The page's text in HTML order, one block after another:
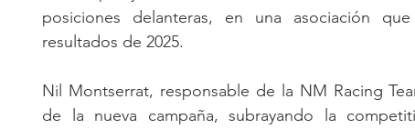
posiciones delanteras, en una asociación
resultados de 2025.
Nil Montserrat, responsable de la NM Racing
de la nueva campaña, subrayando la